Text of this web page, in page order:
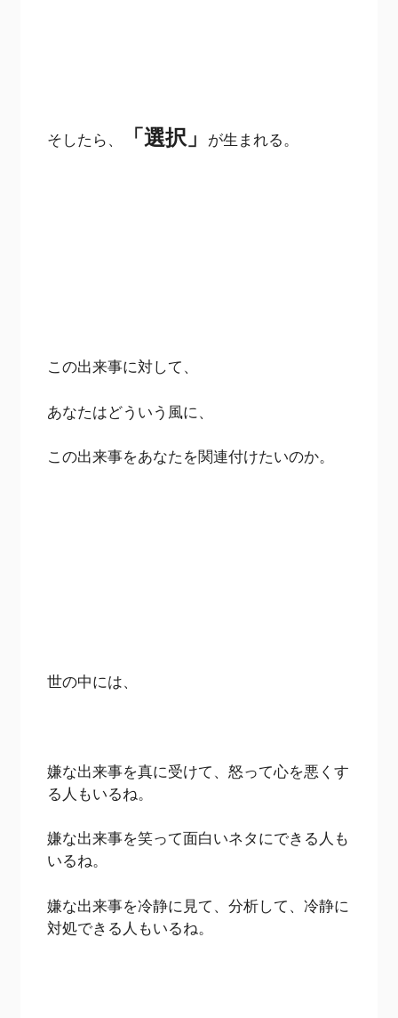
そしたら、 「選択」 が生まれる。
この出来事に対して、
あなたはどういう風に、
この出来事をあなたを関連付けたいのか。
世の中には、
嫌な出来事を真に受けて、怒って心を悪くす
る人もいるね。
嫌な出来事を笑って面白いネタにできる人も
いるね。
嫌な出来事を冷静に見て、分析して、冷静に
対処できる人もいるね。